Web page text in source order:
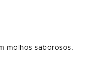
molhos saborosos.